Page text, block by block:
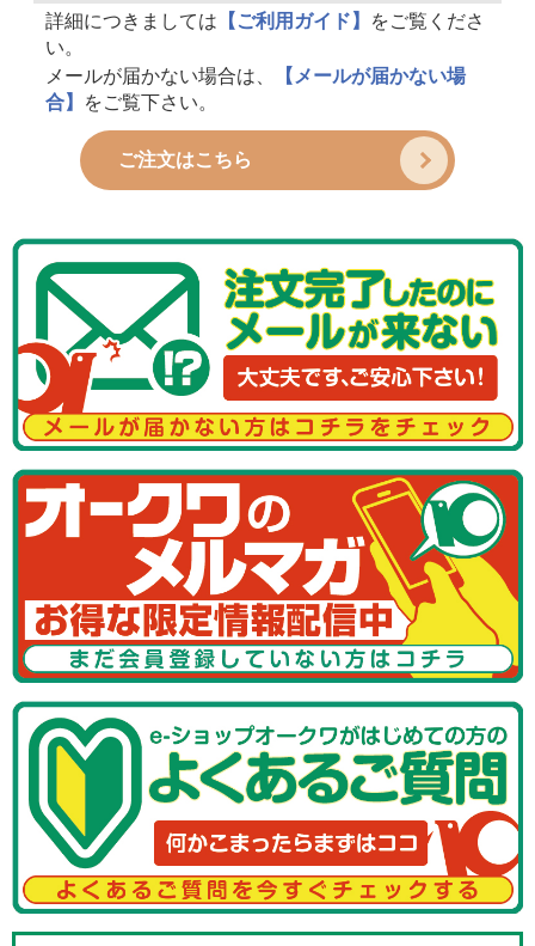
詳細につきましては 【ご利用ガイド】
をご覧くださ
い。
メールが届かない場合は、
【メールが届かない場
合】
をご覧下さい。
ご注文はこちら